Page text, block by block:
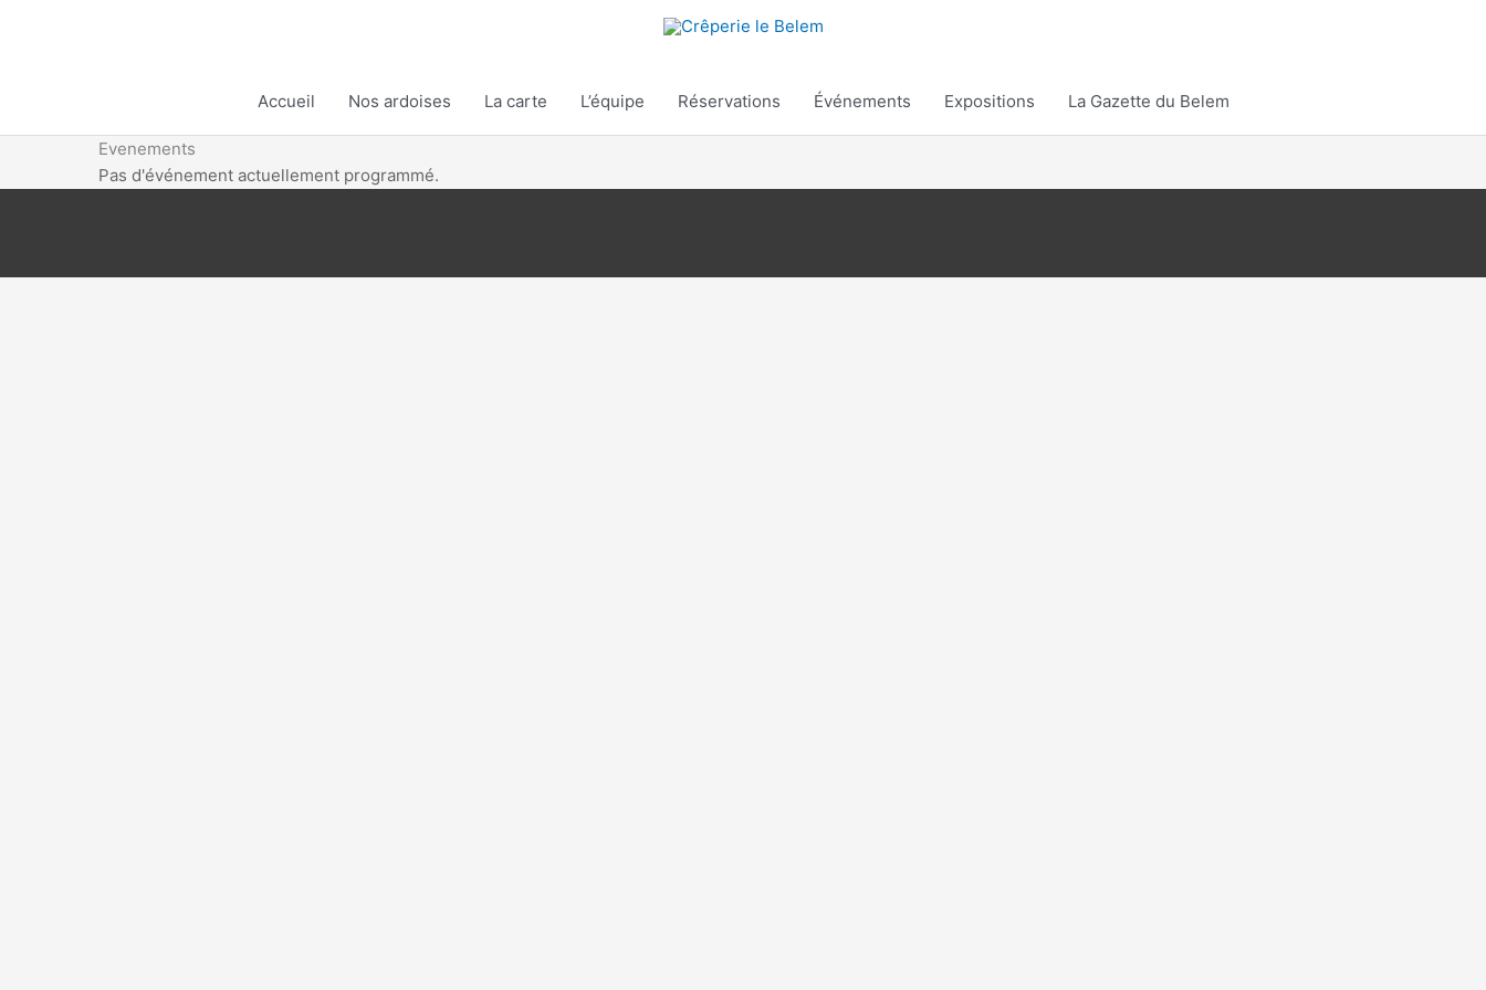
Accueil
Nos ardoises La carte L’équipe Réservations Événements Expositions La Gazette du Belem
Evenements
Pas d'événement actuellement programmé.